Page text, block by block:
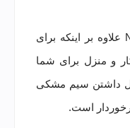
دفتر یادداشت کد NB-616-2BC علاوه بر اینکه برای
و منزل برای شما
داشتن سیم مشکی
است.